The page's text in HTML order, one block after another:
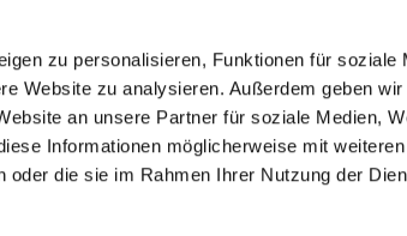
zu personalisieren, Funktionen für soziale
Website zu analysieren. Außerdem geben wir
an unsere Partner für soziale Medien,
Informationen möglicherweise mit
die sie im Rahmen Ihrer Nutzung der
Gestaltung (Testament,